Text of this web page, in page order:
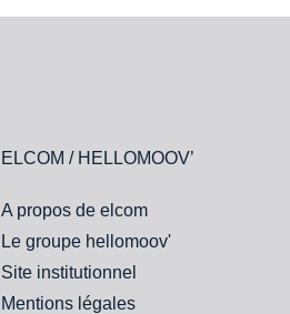
ELCOM / HELLOMOOV’
A propos de elcom
Le groupe hellomoov'
Site institutionnel
Mentions légales